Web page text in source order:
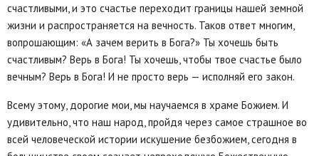
счастливыми, и это счастье переходит границы нашей земной
жизни и распространяется на вечность. Таков ответ многим,
вопрошающим: «А зачем верить в Бога?» Ты хочешь быть
счастливым? Верь в Бога! Ты хочешь, чтобы твое счастье было
вечным? Верь в Бога! И не просто верь — исполняй его закон.
Всему этому, дорогие мои, мы научаемся в храме Божием. И
удивительно, что наш народ, пройдя через самое страшное во
всей человеческой истории искушение безбожием, сегодня в